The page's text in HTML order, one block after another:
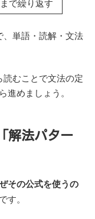
まで繰り返す
単語・読解・文法
むことで文法の定
めましょう。
解法パター
その公式を使うの
す。